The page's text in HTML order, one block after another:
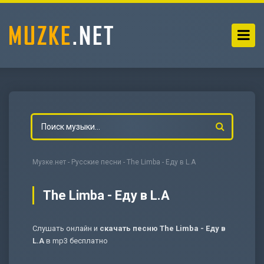
Музке.нет - Русские песни - The Limba - Еду в L.A
The Limba - Еду в L.A
Слушать онлайн и скачать песню The Limba - Еду в
L.A в mp3 бесплатно